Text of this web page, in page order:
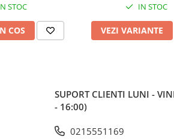
STOC
COS
profesional pentru
adidasi si
IN STOC
VEZI VARIANTE
SUPORT CLIENTI LUNI -
- 16:00)
0215551169